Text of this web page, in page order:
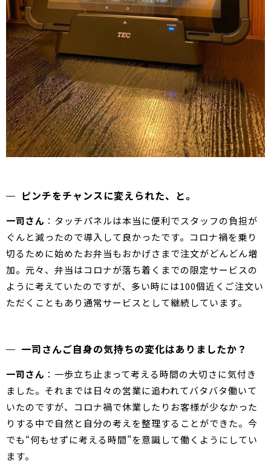
ピンチをチャンスに変えられた、と。
一司さん ：タッチパネルは本当に便利でスタッフの負担が
ぐんと減ったので導入して良かったです。コロナ禍を乗り
切るために始めたお弁当もおかげさまで注文がどんどん増
加。元々、弁当はコロナが落ち着くまでの限定サービスの
ように考えていたのですが、多い時には100個近くご注文い
ただくこともあり通常サービスとして継続しています。
一司さんご自身の気持ちの変化はありましたか？
一司さん ：一歩立ち止まって考える時間の大切さに気付き
ました。それまでは日々の営業に追われてバタバタ働いて
いたのですが、コロナ禍で休業したりお客様が少なかった
りする中で自然と自分の考えを整理することができた。今
でも“何もせずに考える時間”を意識して働くようにしてい
ます。